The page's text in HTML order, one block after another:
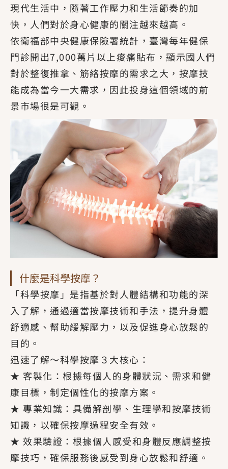
現代生活中，隨著工作壓力和生活節奏的加
快，人們對於身心健康的關注越來越高。
依衛福部中央健康保險署統計，臺灣每年健保
門診開出7,000萬片以上痠痛貼布，顯示國人們
對於整復推拿、筋絡按摩的需求之大，按摩技
能成為當今一大需求，因此投身這個領域的前
景市場很是可觀。
什麼是科學按摩？
「科學按摩」是指基於對人體結構和功能的深
入了解，通過適當按摩技術和手法，提升身體
舒適感、幫助緩解壓力，以及促進身心放鬆的
目的。
迅速了解～科學按摩３大核心：
★ 客製化：根據每個人的身體狀況、需求和健
康目標，制定個性化的按摩方案。
★ 專業知識：具備解剖學、生理學和按摩技術
知識，以確保按摩過程安全有效。
★ 效果驗證：根據個人感受和身體反應調整按
摩技巧，確保服務後感受到身心放鬆和舒適。